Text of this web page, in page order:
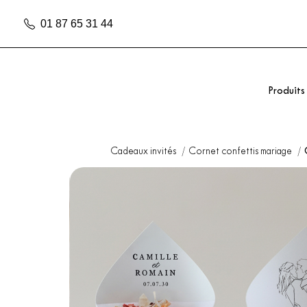
01 87 65 31 44
Produits
Cadeaux invités Cornet confettis mariage